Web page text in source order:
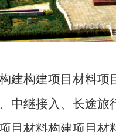
构建项目材料项
中继接入、长途旅
目材料构建项目材